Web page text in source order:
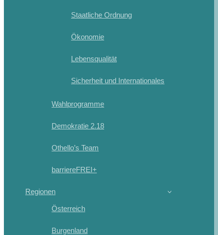
Staatliche Ordnung
Ökonomie
Lebensqualität
Sicherheit und Internationales
Wahlprogramme
Demokratie 2.18
Othello’s Team
barriereFREI+
Regionen
Österreich
Burgenland